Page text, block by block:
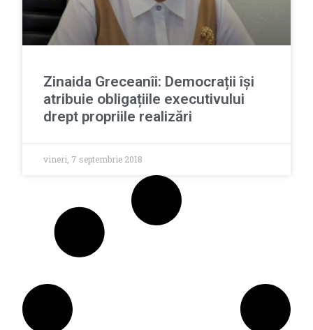
Zinaida Greceanîi: Democrații își
atribuie obligațiile executivului
drept propriile realizări
vineri, 7 septembrie 2018